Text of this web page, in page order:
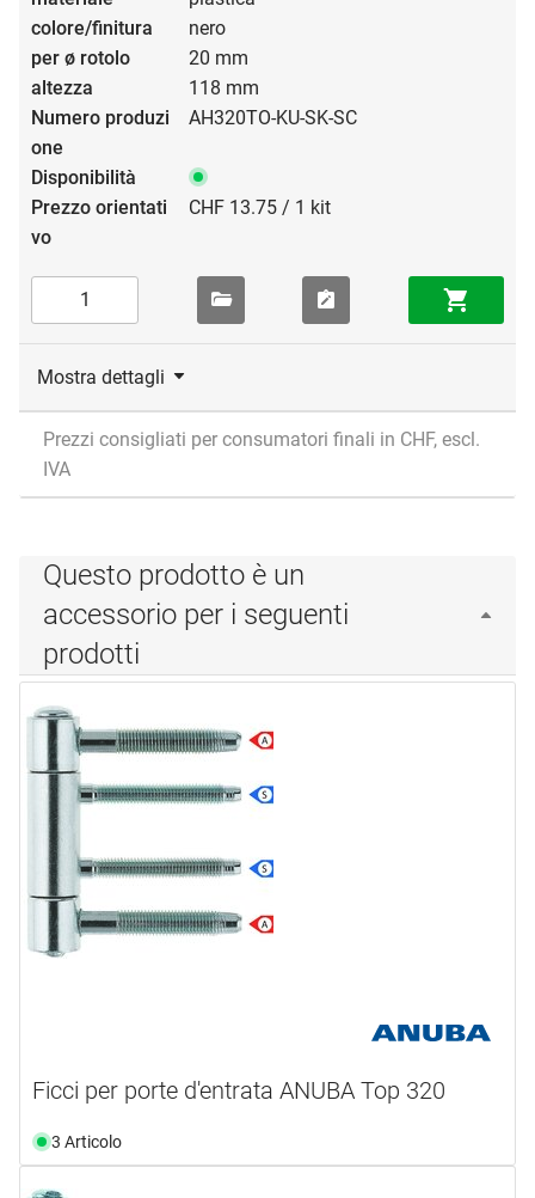
nero
20 mm
118 mm
AH320TO-KU-SK-SC
CHF 13.75 / 1 kit
Mostra dettagli
Prezzi consigliati per consumatori finali in CHF, escl.
IVA
Questo prodotto è un
accessorio per i seguenti
prodotti
Ficci per porte d'entrata ANUBA Top 320
3 Articolo